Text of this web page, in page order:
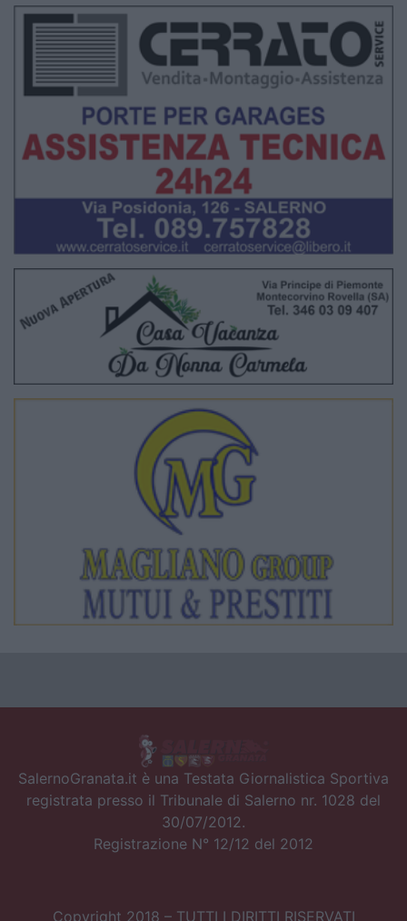
SalernoGranata.it è una Testata Giornalistica Sportiva
registrata presso il Tribunale di Salerno nr. 1028 del
30/07/2012.
Registrazione N° 12/12 del 2012
Copyright 2018 – TUTTI I DIRITTI RISERVATI